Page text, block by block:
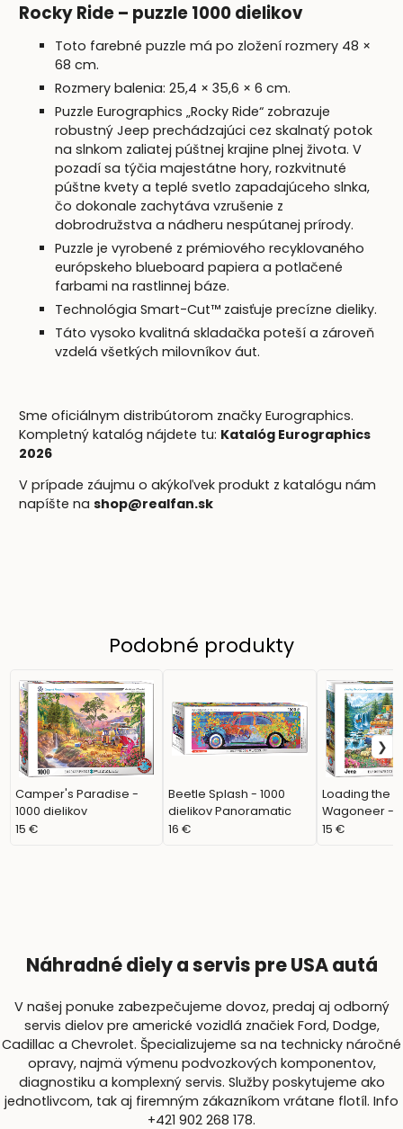
Rocky Ride – puzzle 1000 dielikov
Toto farebné puzzle má po zložení rozmery 48 ×
68 cm.
Rozmery balenia: 25,4 × 35,6 × 6 cm.
Puzzle Eurographics „Rocky Ride“ zobrazuje
robustný Jeep prechádzajúci cez skalnatý potok
na slnkom zaliatej púštnej krajine plnej života. V
pozadí sa týčia majestátne hory, rozkvitnuté
púštne kvety a teplé svetlo zapadajúceho slnka,
čo dokonale zachytáva vzrušenie z
dobrodružstva a nádheru nespútanej prírody.
Puzzle je vyrobené z prémiového recyklovaného
európskeho blueboard papiera a potlačené
farbami na rastlinnej báze.
Technológia Smart-Cut™ zaisťuje precízne dieliky.
Táto vysoko kvalitná skladačka poteší a zároveň
vzdelá všetkých milovníkov áut.
Sme oficiálnym distribútorom značky Eurographics.
Kompletný katalóg nájdete tu: Katalóg Eurographics
2026
V prípade záujmu o akýkoľvek produkt z katalógu nám
napíšte nashop@realfan.sk
Podobné produkty
Camper's Paradise -
1000 dielikov
15 €
Beetle Splash - 1000
dielikov Panoramatic
16 €
Loading the
Wagoneer -
dielikov
15 €
Náhradné diely a servis pre USA autá
V našej ponuke zabezpečujeme dovoz, predaj aj odborný
servis dielov pre americké vozidlá značiek Ford, Dodge,
Cadillac a Chevrolet. Špecializujeme sa na technicky náročné
opravy, najmä výmenu podvozkových komponentov,
diagnostiku a komplexný servis. Služby poskytujeme ako
jednotlivcom, tak aj firemným zákazníkom vrátane flotíl. Info
+421 902 268 178.